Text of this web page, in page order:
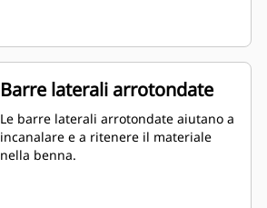
Barre laterali arrotondate
Le barre laterali arrotondate aiutano a
incanalare e a ritenere il materiale
nella benna.